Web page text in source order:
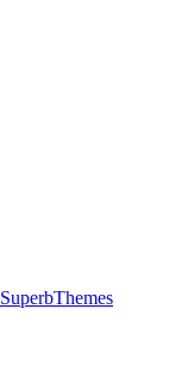
SuperbThemes